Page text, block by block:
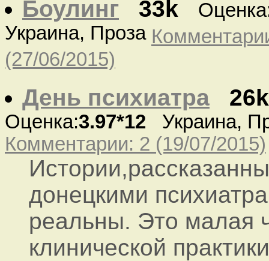
Боулинг
33k
Украина, Проза
(27/06/2015)
День психиатра
26k
Оценка:3.97*12 Украина,
Комментарии: 2 (19/07/2015)
донецкими
реальны. Это малая
клинической